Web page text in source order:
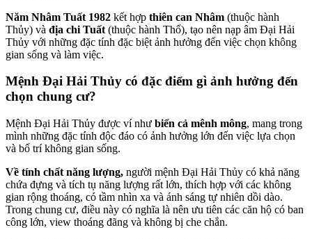
Năm Nhâm Tuất 1982 kết hợp thiên can Nhâm (thuộc hành
Thủy) và địa chi Tuất (thuộc hành Thổ), tạo nên nạp âm Đại Hải
Thủy với những đặc tính đặc biệt ảnh hưởng đến việc chọn không
gian sống và làm việc.
Mệnh Đại Hải Thủy có đặc điểm gì ảnh hưởng đến
chọn chung cư?
Mệnh Đại Hải Thủy được ví như biển cả mênh mông, mang trong
mình những đặc tính độc đáo có ảnh hưởng lớn đến việc lựa chọn
và bố trí không gian sống.
Về tính chất năng lượng, người mệnh Đại Hải Thủy có khả năng
chứa đựng và tích tụ năng lượng rất lớn, thích hợp với các không
gian rộng thoáng, có tầm nhìn xa và ánh sáng tự nhiên dồi dào.
Trong chung cư, điều này có nghĩa là nên ưu tiên các căn hộ có ban
công lớn, view thoáng đãng và không bị che chắn.